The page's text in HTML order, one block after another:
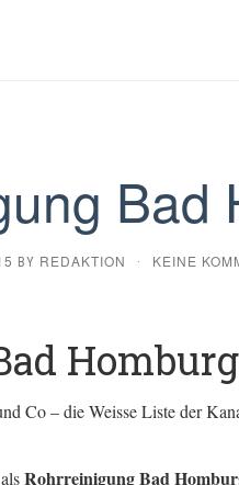
Bad
BY REDAKTION · KEINE
Co – die Weisse Liste der
Rohrreinigung Bad